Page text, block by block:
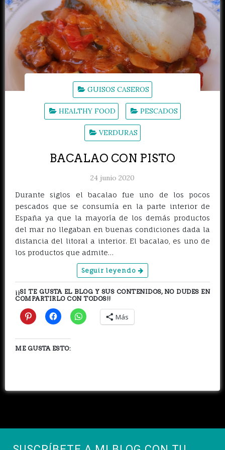
GUISOS CASEROS
HEALTHY FOOD PESCADOS
VERDURAS
BACALAO CON PISTO
24 junio 2020
Durante siglos el bacalao fue uno de los pocos
pescados que se consumía en la parte interior de
España ya que la mayoría de los demás productos
del mar no llegaban en buenas condiciones dada la
distancia del litoral a interior. El bacalao, es uno de
los productos que admite…
Seguir leyendo
¡¡SI TE GUSTA EL BLOG Y SUS CONTENIDOS, NO DUDES EN
COMPARTIRLO CON TODOS!!
Más
ME GUSTA ESTO: